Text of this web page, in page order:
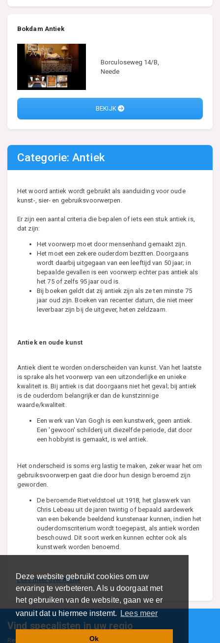
Deze website gebruikt cookies om uw
ervaring te verbeteren. Als u doorgaat met
het gebruiken van de website, gaan we er
vanuit dat u hiermee instemt.
Lees meer
Ok
Bokdam Antiek
Borculoseweg 14/B,
Neede
BEKIJK
Categorie: Antiek
Het woord antiek wordt gebruikt als aanduiding voor oude
kunst-, sier- en gebruiksvoorwerpen.
Er zijn een aantal criteria die bepalen of iets een stuk antiek is,
dat zijn:
Het voorwerp moet door mensenhand gemaakt zijn.
Het moet een zekere ouderdom bezitten. Doorgaans
wordt daarbij uitgegaan van een leeftijd van 50 jaar; in
bepaalde gevallen is een voorwerp echter pas antiek als
het 75 of zelfs 95 jaar oud is.
Bij boeken geldt dat zij antiek zijn als ze ten minste 75
jaar oud zijn. Boeken van recenter datum, die niet meer
leverbaar zijn bij de uitgever, heten zeldzaam.
Antiek en oude kunst
Antiek dient te worden onderscheiden van kunst. Van het laatste
is sprake als het voorwerp van een uitzonderlijke en unieke
kwaliteit is. Bij antiek is dat doorgaans niet het geval; bij antiek
is de ouderdom belangrijker dan de kunstzinnige
waarde/kwaliteit.
Een werk van Van Gogh is een kunstwerk, geen antiek.
Een 'gewoon' schilderij uit diezelfde periode, dat door
een hobbyist is gemaakt, is wel antiek.
Het onderscheid is soms erg lastig te maken, zeker waar het om
gebruiksvoorwerpen gaat die door hun design beroemd zijn
geworden.
De beroemde Rietveldstoel uit 1918, het glaswerk van
Chris Lebeau uit de jaren twintig of bepaald aardewerk
van een bekende beeldend kunstenaar kunnen, indien het
ouderdomscriterium wordt toegepast, als antiek worden
beschouwd. Dit soort werken kunnen echter ook als
kunstwerk worden benoemd.
Lees meer over Antiek
Vind specalisten in uw regio
Restaurant